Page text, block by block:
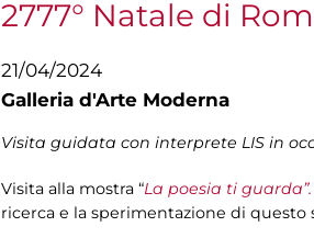
2777° Natale di
21/04/2024
Galleria d'Arte Moderna
Visita guidata con interprete LIS in
Visita alla mostra “La poesia ti
ricerca e la sperimentazione di questo